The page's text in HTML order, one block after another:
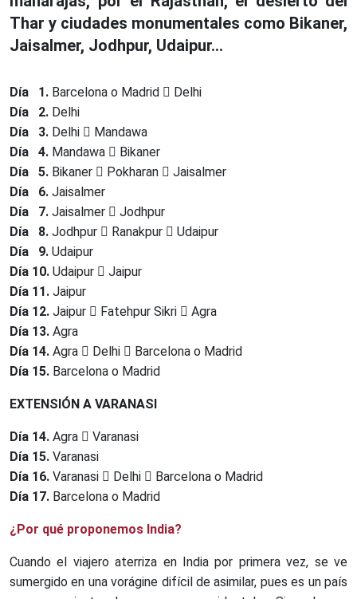
Thar y ciudades monumentales como Bikaner,
Jaisalmer, Jodhpur, Udaipur…
Día 1. Barcelona o Madrid
Delhi
Día 2. Delhi
Día 3. Delhi
Mandawa
Día 4. Mandawa
Bikaner
Día 5. Bikaner Pokharan
Jaisalmer
Día 6. Jaisalmer
Día 7. Jaisalmer
Jodhpur
Día 8. Jodhpur Ranakpur
Udaipur
Día 9. Udaipur
Día 10. Udaipur
Jaipur
Día 11. Jaipur
Día 12. Jaipur Fatehpur Sikri
Agra
Día 13. Agra
Día 14. Agra Delhi
Barcelona o Madrid
Día 15. Barcelona o Madrid
EXTENSIÓN A VARANASI
Día 14. Agra
Varanasi
Día 15. Varanasi
Día 16. Varanasi Delhi
Barcelona o Madrid
Día 17. Barcelona o Madrid
¿Por qué proponemos India?
Cuando el viajero aterriza en India por primera vez, se ve
sumergido en una vorágine difícil de asimilar, pues es un país